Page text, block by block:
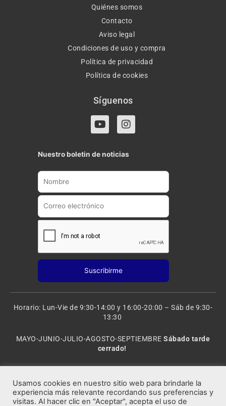
Quiénes somos
Contacto
Aviso legal
Condiciones de uso y compra
Política de privacidad
Política de cookies
Síguenos
Y
o
t
u
b
I
n
t
a
g
a
Nuestro boletin de noticias
Horario: Lun-Vie de 9:30-14:00 y 16:00-20:00 – Sáb de 9:30-
13:30
MAYO-JUNIO-JULIO-AGOSTO-SEPTIEMBRESábado tarde
cerrado!
Rocafort Modelismo | Copyright 2021 © Todos los derechos
Usamos cookies en nuestro sitio web para brindarle la
experiencia más relevante recordando sus preferencias y
visitas. Al hacer clic en "Aceptar", acepta el uso de